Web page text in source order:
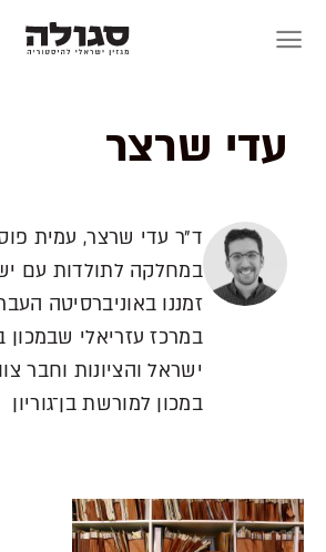
עדי שרצר
ד״ר עדי שרצר, עמית
במחלקה לתולדות עם
זמננו באוניברסיטה
במרכז עזריאלי שבמכון
ישראל והציונות וחבר
במכון למורשת בן־גוריון